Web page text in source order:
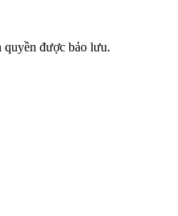
quyền được bảo lưu.